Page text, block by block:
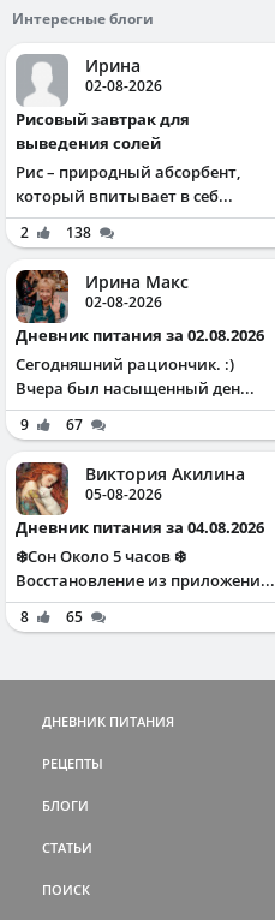
Интересные блоги
Ирина
02-08-2026
Рисовый завтрак для
выведения солей
Рис – природный абсорбент,
который впитывает в себ...
2 138
Ирина Макс
02-08-2026
Дневник питания за 02.08.2026
Сегодняшний рациончик. :)
Вчера был насыщенный ден...
9 67
Виктория Акилина
05-08-2026
Дневник питания за 04.08.2026
❄️Сон Около 5 часов ❄️
Восстановление из приложени...
8 65
ДНЕВНИК ПИТАНИЯ
РЕЦЕПТЫ
БЛОГИ
СТАТЬИ
ПОИСК